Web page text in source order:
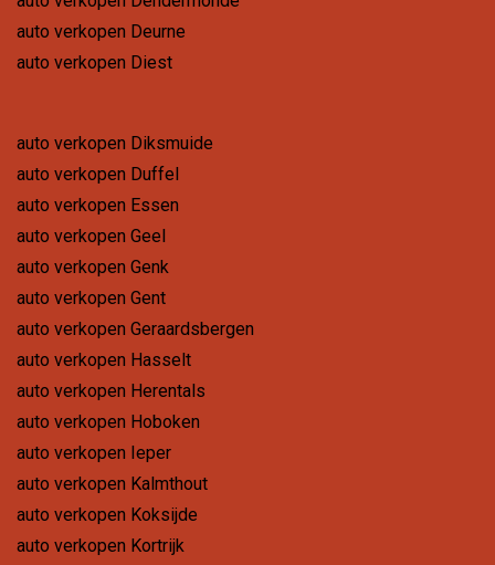
auto verkopen Deurne
auto verkopen Diest
auto verkopen Diksmuide
auto verkopen Duffel
auto verkopen Essen
auto verkopen Geel
auto verkopen Genk
auto verkopen Gent
auto verkopen Geraardsbergen
auto verkopen Hasselt
auto verkopen Herentals
auto verkopen Hoboken
auto verkopen Ieper
auto verkopen Kalmthout
auto verkopen Koksijde
auto verkopen Kortrijk